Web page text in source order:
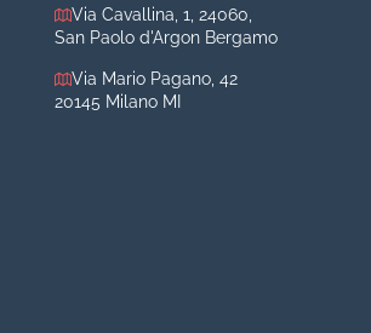
Aumento labbra
Filler
Via Cavallina, 1, 24060,
San Paolo d'Argon Bergamo
Via Mario Pagano, 42
20145 Milano MI